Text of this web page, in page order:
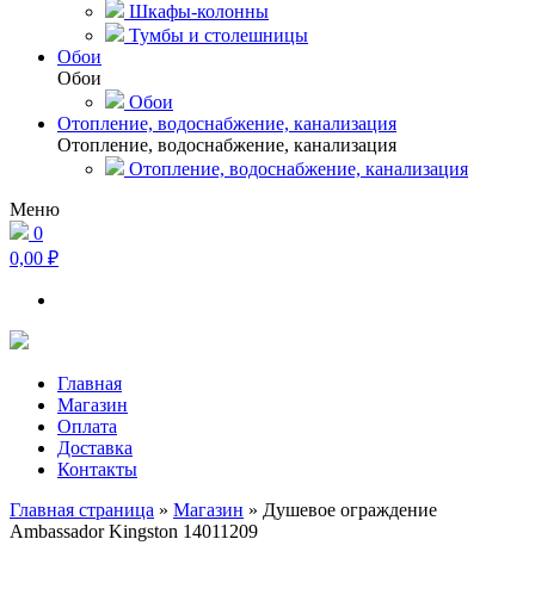
Шкафы-колонны
Тумбы и столешницы
Обои
Обои
Обои
Отопление, водоснабжение, канализация
Отопление, водоснабжение, канализация
Отопление, водоснабжение, канализация
Меню
0
0,00 ₽
Главная
Магазин
Оплата
Доставка
Контакты
Главная страница » Магазин » Душевое ограждение
Ambassador Kingston 14011209